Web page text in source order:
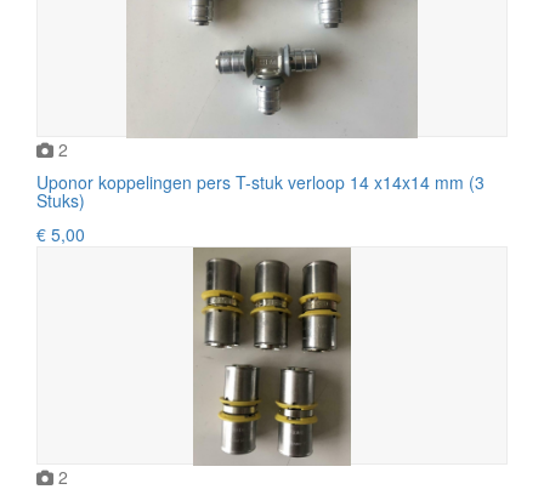
2
Uponor koppelingen pers T-stuk verloop 14 x14x14 mm (3
Stuks)
€ 5,00
2